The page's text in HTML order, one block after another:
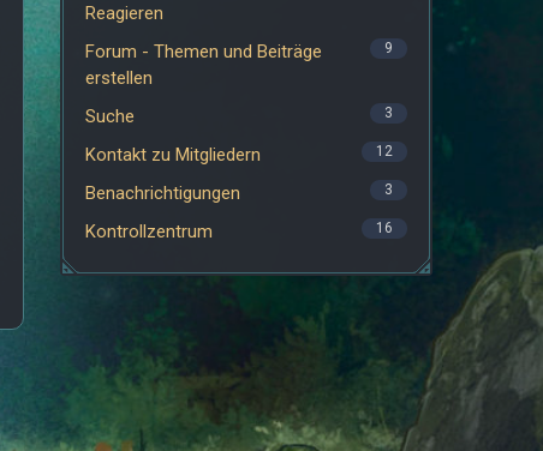
Reagieren
Forum - Themen und Beiträge
erstellen
9
Suche 3
Kontakt zu Mitgliedern 12
Benachrichtigungen 3
Kontrollzentrum 16